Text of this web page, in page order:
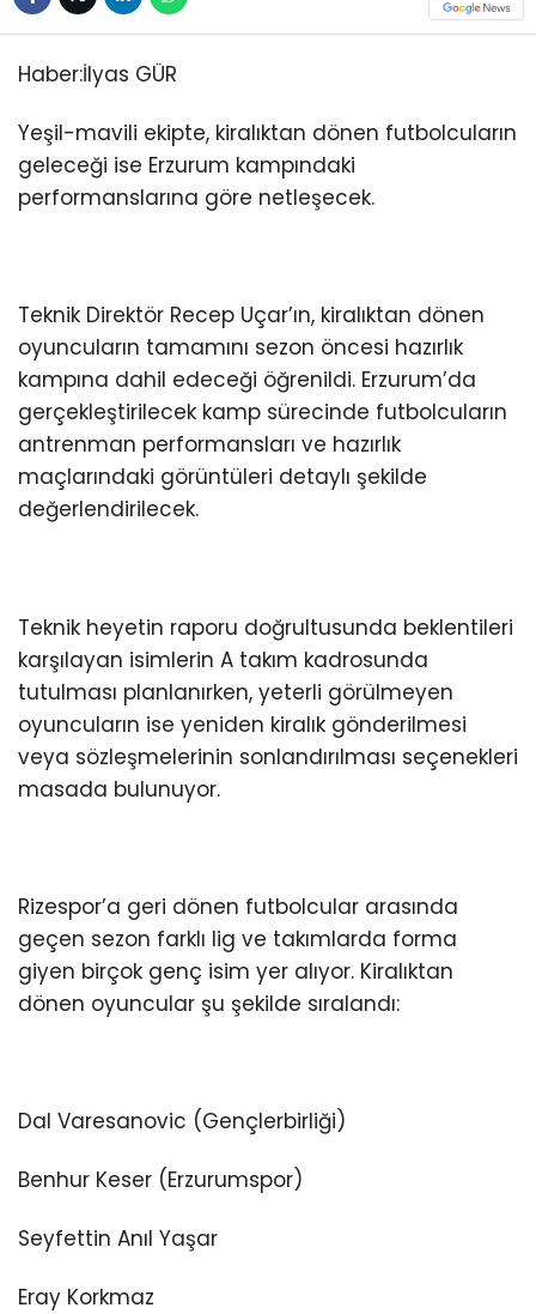
Haber:İlyas GÜR
Yeşil-mavili ekipte, kiralıktan dönen futbolcuların
geleceği ise Erzurum kampındaki
performanslarına göre netleşecek.
Teknik Direktör Recep Uçar’ın, kiralıktan dönen
oyuncuların tamamını sezon öncesi hazırlık
kampına dahil edeceği öğrenildi. Erzurum’da
gerçekleştirilecek kamp sürecinde futbolcuların
antrenman performansları ve hazırlık
maçlarındaki görüntüleri detaylı şekilde
değerlendirilecek.
Teknik heyetin raporu doğrultusunda beklentileri
karşılayan isimlerin A takım kadrosunda
tutulması planlanırken, yeterli görülmeyen
oyuncuların ise yeniden kiralık gönderilmesi
veya sözleşmelerinin sonlandırılması seçenekleri
masada bulunuyor.
Rizespor’a geri dönen futbolcular arasında
geçen sezon farklı lig ve takımlarda forma
giyen birçok genç isim yer alıyor. Kiralıktan
dönen oyuncular şu şekilde sıralandı:
Dal Varesanovic (Gençlerbirliği)
Benhur Keser (Erzurumspor)
Seyfettin Anıl Yaşar
Eray Korkmaz